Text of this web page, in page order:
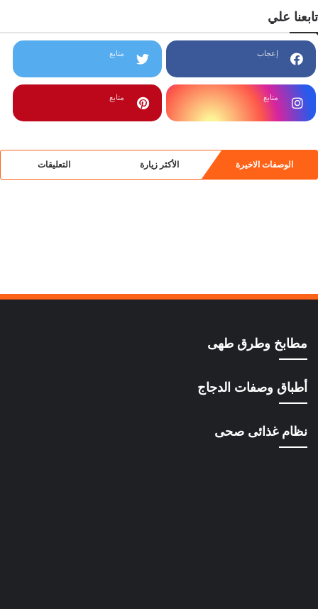
تابعنا علي
إعجاب متابع
متابع متابع
الوصفات الاخيرة الأكثر زيارة التعليقات
مطابخ وطرق طهى
أطباق وصفات الدجاج
نظام غذائى صحى